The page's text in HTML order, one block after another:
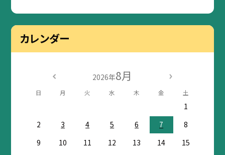
カレンダー
2026年8月
日 月 火 水 木 金 土
1
2
3 4 5 6 7
8
9
10 11 12 13 14
15